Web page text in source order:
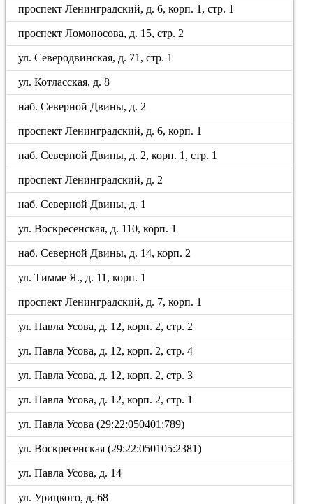
проспект Ленинградский, д. 6, корп. 1, стр. 1
проспект Ломоносова, д. 15, стр. 2
ул. Северодвинская, д. 71, стр. 1
ул. Котласская, д. 8
наб. Северной Двины, д. 2
проспект Ленинградский, д. 6, корп. 1
наб. Северной Двины, д. 2, корп. 1, стр. 1
проспект Ленинградский, д. 2
наб. Северной Двины, д. 1
ул. Воскресенская, д. 110, корп. 1
наб. Северной Двины, д. 14, корп. 2
ул. Тимме Я., д. 11, корп. 1
проспект Ленинградский, д. 7, корп. 1
ул. Павла Усова, д. 12, корп. 2, стр. 2
ул. Павла Усова, д. 12, корп. 2, стр. 4
ул. Павла Усова, д. 12, корп. 2, стр. 3
ул. Павла Усова, д. 12, корп. 2, стр. 1
ул. Павла Усова (29:22:050401:789)
ул. Воскресенская (29:22:050105:2381)
ул. Павла Усова, д. 14
ул. Урицкого, д. 68